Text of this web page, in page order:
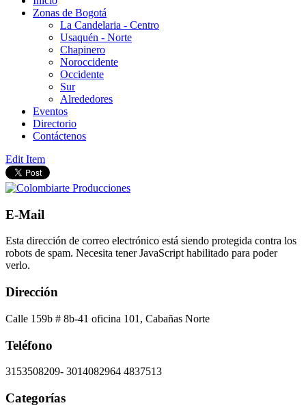
Zonas de Bogotá
La Candelaria - Centro
Usaquén - Norte
Chapinero
Noroccidente
Occidente
Sur
Alrededores
Eventos
Directorio
Contáctenos
Edit Item
E-Mail
Esta dirección de correo electrónico está siendo protegida contra los
robots de spam. Necesita tener JavaScript habilitado para poder
verlo.
Dirección
Calle 159b # 8b-41 oficina 101, Cabañas Norte
Teléfono
3153508209- 3014082964 4837513
Categorías